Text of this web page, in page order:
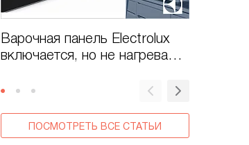
Варочная панель Electrolux
включается, но не нагревает
ПОСМОТРЕТЬ ВСЕ СТАТЬИ